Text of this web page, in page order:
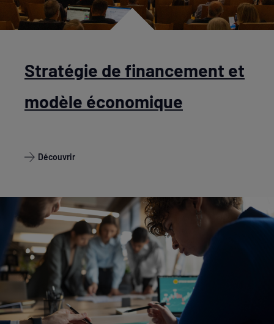
Stratégie de financement et
modèle économique
Découvrir